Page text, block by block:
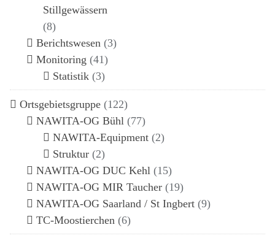
Stillgewässern
(8)
Berichtswesen (3)
Monitoring (41)
Statistik (3)
Ortsgebietsgruppe (122)
NAWITA-OG Bühl (77)
NAWITA-Equipment (2)
Struktur (2)
NAWITA-OG DUC Kehl (15)
NAWITA-OG MIR Taucher (19)
NAWITA-OG Saarland / St Ingbert (9)
TC-Moostierchen (6)